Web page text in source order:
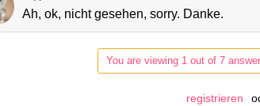
Ah, ok, nicht gesehen, sorry. Danke.
You are viewing 1 out of 7
registrieren